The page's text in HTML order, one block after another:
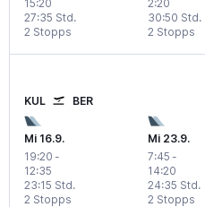
15:20
2 Stopps
27:35 Std.
2:20
2 Stopps
30:50 Std.
KUL BER
Mi 16.9.
19:20 -
12:35
2 Stopps
23:15 Std.
Mi 23.9.
7:45 -
14:20
2 Stopps
24:35 Std.